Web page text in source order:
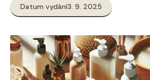
Datum vydání3. 9. 2025